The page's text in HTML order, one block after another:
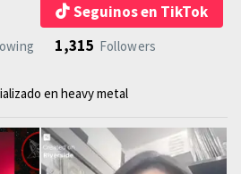
Seguinos en TikTok
1,315 Followers
en heavy metal